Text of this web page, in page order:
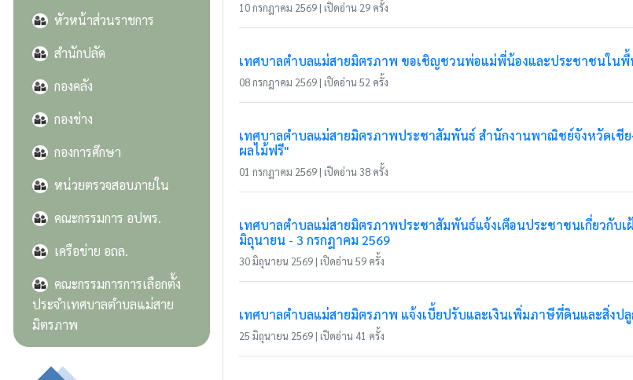
หัวหน้าส่วนราชการ
สำนักปลัด
กองคลัง
กองช่าง
กองการศึกษา
หน่วยตรวจสอบภายใน
คณะกรรมการ อปพร.
เครือข่าย อถล.
คณะกรรมการการเลือกตั้ง
ประจำเทศบาลตำบลแม่สาย
มิตรภาพ
10 กรกฎาคม 2569 | เปิดอ่าน 29 ครั้ง
เทศบาลตำบลแม่สายมิตรภาพ ขอเชิญชวนพ่อแม่พี่น้องและประชาชนใน
08 กรกฎาคม 2569 | เปิดอ่าน 52 ครั้ง
เทศบาลตำบลแม่สายมิตรภาพประชาสัมพันธ์ สำนักงานพาณิชย์จังหวัดเชี
ผลไม้ฟรี"
01 กรกฎาคม 2569 | เปิดอ่าน 38 ครั้ง
เทศบาลตำบลแม่สายมิตรภาพประชาสัมพันธ์แจ้งเตือนประชาชนเกี่ยวกั
มิถุนายน - 3 กรกฎาคม 2569
30 มิถุนายน 2569 | เปิดอ่าน 59 ครั้ง
เทศบาลตำบลแม่สายมิตรภาพ แจ้งเบี้ยปรับและเงินเพิ่มภาษีที่ดินและสิ่งปลู
25 มิถุนายน 2569 | เปิดอ่าน 41 ครั้ง